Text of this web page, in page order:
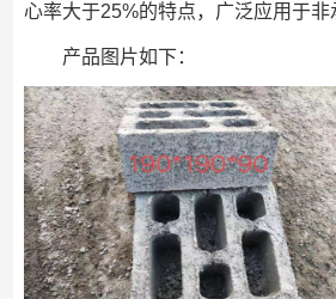
心率大于25%的特点，广泛应用于非
产品图片如下：